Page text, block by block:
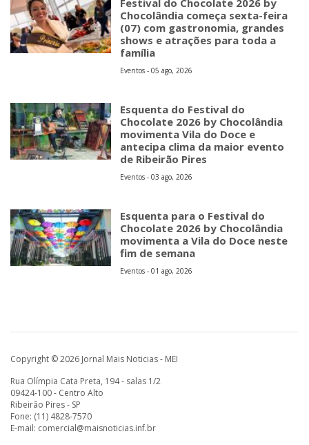
Festival do Chocolate 2026 by
Chocolândia começa sexta-feira
(07) com gastronomia, grandes
shows e atrações para toda a
família
Eventos - 05 ago, 2026
Esquenta do Festival do
Chocolate 2026 by Chocolândia
movimenta Vila do Doce e
antecipa clima da maior evento
de Ribeirão Pires
Eventos - 03 ago, 2026
Esquenta para o Festival do
Chocolate 2026 by Chocolândia
movimenta a Vila do Doce neste
fim de semana
Eventos - 01 ago, 2026
Copyright © 2026 Jornal Mais Noticias - MEI
Rua Olímpia Cata Preta, 194 - salas 1/2
09424-100 - Centro Alto
Ribeirão Pires - SP
Fone: (11) 4828-7570
E-mail: comercial@maisnoticias.inf.br